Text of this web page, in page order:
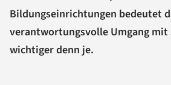
Bildungseinrichtungen bedeutet
verantwortungsvolle Umgang mit
wichtiger denn je.